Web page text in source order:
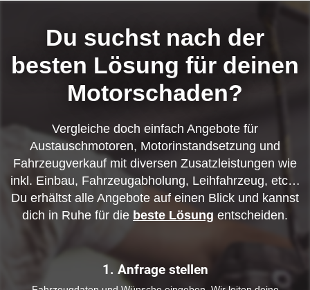
Du suchst nach der
besten Lösung für deinen
Motorschaden?
Vergleiche doch einfach Angebote für
Austauschmotoren, Motorinstandsetzung und
Fahrzeugverkauf mit diversen Zusatzleistungen wie
inkl. Einbau, Fahrzeugabholung, Leihfahrzeug, etc…
Du erhältst alle Angebote auf einen Blick und kannst
dich in Ruhe für die beste Lösung entscheiden.
1. Anfrage stellen